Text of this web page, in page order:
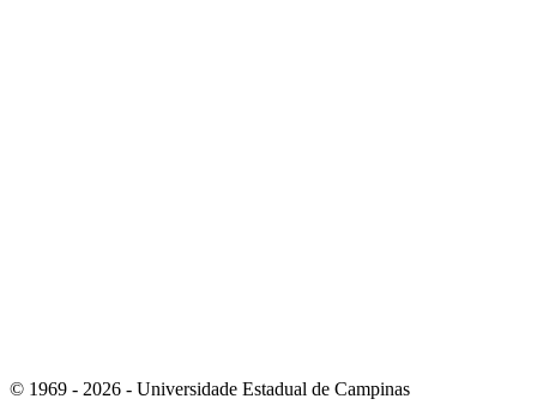
© 1969 - 2026 - Universidade Estadual de Campinas